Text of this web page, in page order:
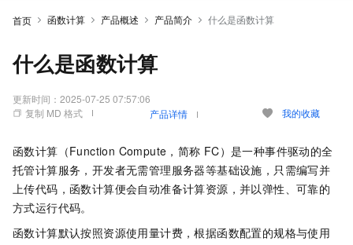
首页 函数计算 产品概述 产品简介 什么是函数计算
什么是函数计算
更新时间： 2025-07-25 07:57:06
复制 MD 格式
产品详情 我的收藏
函数计算 （Function Compute，简称 FC）是一种事件驱动的全
托管计算服务，开发者无需管理服务器等基础设施，只需编写并
上传代码， 函数计算便会自动准备计算资源，并以弹性、可靠的
方式运行代码。
函数计算默认按照资源使用量计费，根据函数配置的规格与使用